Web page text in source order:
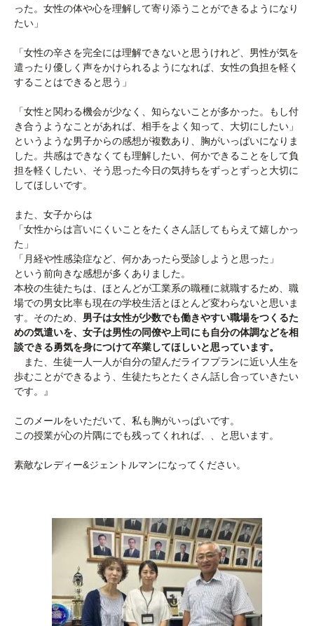
った。女性の体や心を理解して寄り添うことができるようになり
たい」
「女性の辛さを完全には理解できないと思うけれど、男性が気を
遣ったり優しく声をかけられるようになれば、 女性の負担を軽く
することはできると思う」
「女性と関わる機会が少なく、知らないことが多かった。もし付
き合うようなことがあれば、相手をよく知って、 大切にしたい」
というような男子からの感想が複数あり、 胸がいっぱいになりま
した。共感はできなくても理解したい、 何かできることをして負
担を軽くしたい、そう思った今日の気持ちをずっとずっと大切に
してほしいです。
また、女子からは
「女性からは言いにくいことをたくさん話してもらえて嬉しかっ
た」
「月経や性感染症など、何かあったら受診しようと思った」
という前向きな感想が多くありました。
本校の生徒たちは、ほとんどが工業系の職種に就職するため、職
場での男女比率も現在の学校生活とほとんど変わらないと思いま
す。そのため、 男子は女性が少数でも働きやすい職場をつくるた
めの気遣いを、女子は男性の同僚や上司にも自分の体調などを相
談できる勇気を身につけて卒業してほしいと思っています。
また、 生徒一人一人が自分の望んだライフプランに近い人生を
歩むことができるよう、生徒たちとたくさん話し合っていきたい
です。』
このメールをいただいて、私も胸がいっぱいです。
この授業が心の片隅にでも残ってくれれば、、と思います。
素敵なレディー&ジェントルマンになってください。